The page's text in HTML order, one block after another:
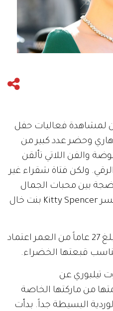
لمشاهدة فعاليات حفل
هاري وحضر عدد كبير من
والفن اللاتي تألقن
ولكن فتاة شقراء غير
ضجة بين محبات الجمال
حول العالم، وهي كيتي سبينسر Kitty Spencer بنت خال
اختارت عارضة الأزياء التي تبلغ 27 عاماً من العمر اعتماد
قبعتها الخضراء.
تيلبوري عن
من ماركتها الخاصة
البسيطة جداً. بدأت